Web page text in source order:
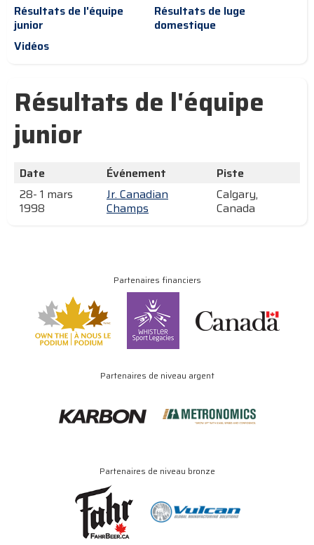
Résultats de l'équipe
junior
Résultats de luge
domestique
Vidéos
Résultats de l'équipe
junior
Date Événement
Piste
28- 1 mars
1998
Jr. Canadian
Champs
Calgary,
Canada
Partenaires financiers
Partenaires de niveau argent
Partenaires de niveau bronze